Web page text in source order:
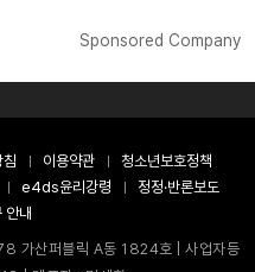
Sponsored Company
이용약관
청소년보호정책
e4ds윤리강령
정정·반론보도
안내
가산퍼블릭 A동 1824호 | 사업자등